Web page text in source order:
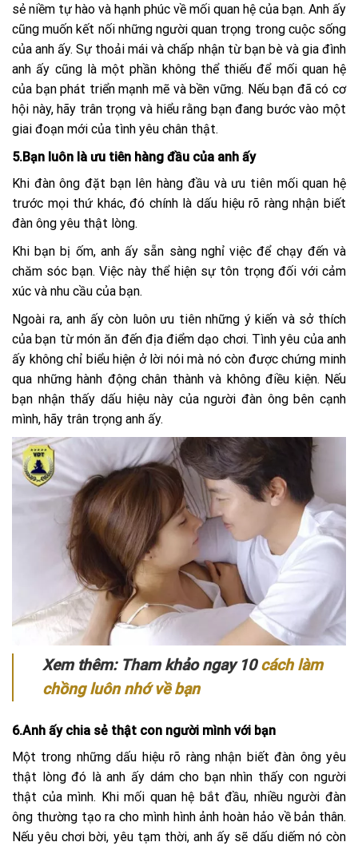
sẻ niềm tự hào và hạnh phúc về mối quan hệ của bạn. Anh ấy
cũng muốn kết nối những người quan trọng trong cuộc sống
của anh ấy. Sự thoải mái và chấp nhận từ bạn bè và gia đình
anh ấy cũng là một phần không thể thiếu để mối quan hệ
của bạn phát triển mạnh mẽ và bền vững. Nếu bạn đã có cơ
hội này, hãy trân trọng và hiểu rằng bạn đang bước vào một
giai đoạn mới của tình yêu chân thật.
5.Bạn luôn là ưu tiên hàng đầu của anh ấy
Khi đàn ông đặt bạn lên hàng đầu và ưu tiên mối quan hệ
trước mọi thứ khác, đó chính là dấu hiệu rõ ràng nhận biết
đàn ông yêu thật lòng.
Khi bạn bị ốm, anh ấy sẵn sàng nghỉ việc để chạy đến và
chăm sóc bạn. Việc này thể hiện sự tôn trọng đối với cảm
xúc và nhu cầu của bạn.
Ngoài ra, anh ấy còn luôn ưu tiên những ý kiến và sở thích
của bạn từ món ăn đến địa điểm dạo chơi. Tình yêu của anh
ấy không chỉ biểu hiện ở lời nói mà nó còn được chứng minh
qua những hành động chân thành và không điều kiện. Nếu
bạn nhận thấy dấu hiệu này của người đàn ông bên cạnh
mình, hãy trân trọng anh ấy.
Xem thêm: Tham khảo ngay 10cách làm
chồng luôn nhớ về bạn
6.Anh ấy chia sẻ thật con người mình với bạn
Một trong những dấu hiệu rõ ràng nhận biết đàn ông yêu
thật lòng đó là anh ấy dám cho bạn nhìn thấy con người
thật của mình. Khi mối quan hệ bắt đầu, nhiều người đàn
ông thường tạo ra cho mình hình ảnh hoàn hảo về bản thân.
Nếu yêu chơi bời, yêu tạm thời, anh ấy sẽ dấu diếm nó còn